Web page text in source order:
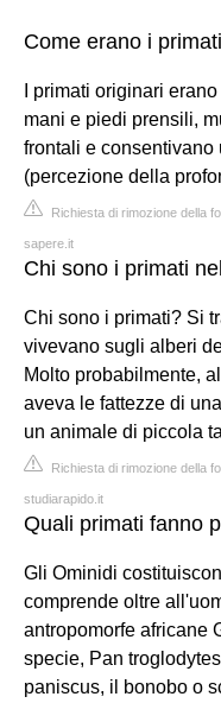
Come erano i
I primati originari
mani e piedi prensili,
frontali e
(percezione della
Richiesta di rimozione della
sapere.it
Chi sono i primati
Chi sono i primati? Si
vivevano sugli alberi
Molto probabilmente,
aveva le fattezze di
un animale di piccola
Richiesta di rimozione della
studiarapido.it
Quali primati fanno
Gli Ominidi
comprende oltre
antropomorfe africane
specie, Pan
paniscus, il bonobo o